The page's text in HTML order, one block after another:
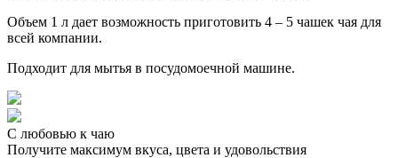
Объем 1 л дает возможность приготовить 4 – 5 чашек чая для
всей компании.
Подходит для мытья в посудомоечной машине.
С любовью к чаю
Получите максимум вкуса, цвета и удовольствия